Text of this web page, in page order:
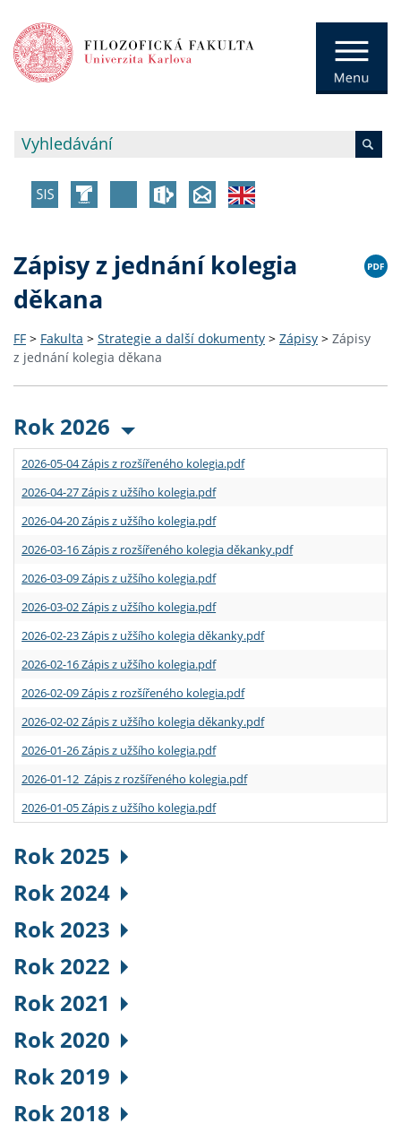
Zápisy z jednání kolegia
děkana
FF > Fakulta > Strategie a další dokumenty > Zápisy > Zápisy
z jednání kolegia děkana
Rok 2026
2026-05-04 Zápis z rozšířeného kolegia.pdf
2026-04-27 Zápis z užšího kolegia.pdf
2026-04-20 Zápis z užšího kolegia.pdf
2026-03-16 Zápis z rozšířeného kolegia děkanky.pdf
2026-03-09 Zápis z užšího kolegia.pdf
2026-03-02 Zápis z užšího kolegia.pdf
2026-02-23 Zápis z užšího kolegia děkanky.pdf
2026-02-16 Zápis z užšího kolegia.pdf
2026-02-09 Zápis z rozšířeného kolegia.pdf
2026-02-02 Zápis z užšího kolegia děkanky.pdf
2026-01-26 Zápis z užšího kolegia.pdf
2026-01-12 Zápis z rozšířeného kolegia.pdf
2026-01-05 Zápis z užšího kolegia.pdf
Rok 2025
Rok 2024
Rok 2023
Rok 2022
Rok 2021
Rok 2020
Rok 2019
Rok 2018